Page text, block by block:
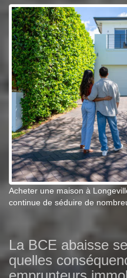
Acheter une maison à
continue de séduire de
La BCE abaisse
quelles